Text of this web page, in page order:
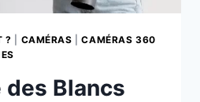
? CAMÉRAS |CAMÉRAS 360
des Blancs